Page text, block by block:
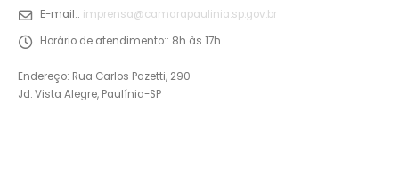
E-mail:: imprensa@camarapaulinia.sp.gov.br
Horário de atendimento:: 8h às 17h
Endereço: Rua Carlos Pazetti, 290
Jd. Vista Alegre, Paulínia-SP